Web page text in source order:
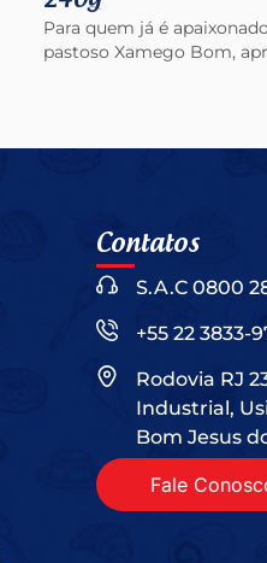
Para quem já é
pastoso Xamego Bom,
Contatos
S.A.C 0800
+55 22 3833-
Rodovia RJ
Industrial,
Bom Jesus
Fale